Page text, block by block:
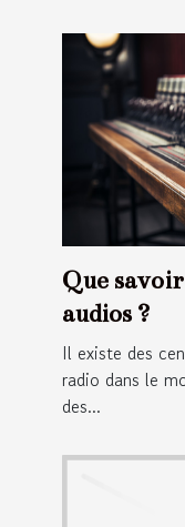
Que
audios ?
Il existe des
radio dans le
des...